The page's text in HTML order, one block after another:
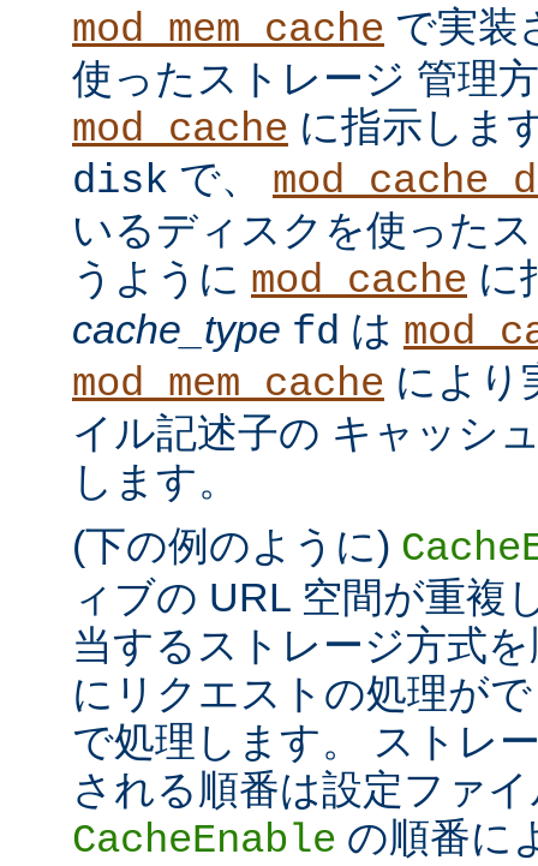
mod_mem_cache で実装
使ったストレージ 管理
mod_cache に指示しま
disk で、
いるディスクを使った
うように mod_cache に
cache_type fd は
mod_mem_cache により
イル記述子の キャッシ
します。
(下の例のように)
ィブの URL 空間が重複
当するストレージ方式
にリクエストの処理が
で処理します。 ストレ
される順番は設定ファ
CacheEnable の順番に